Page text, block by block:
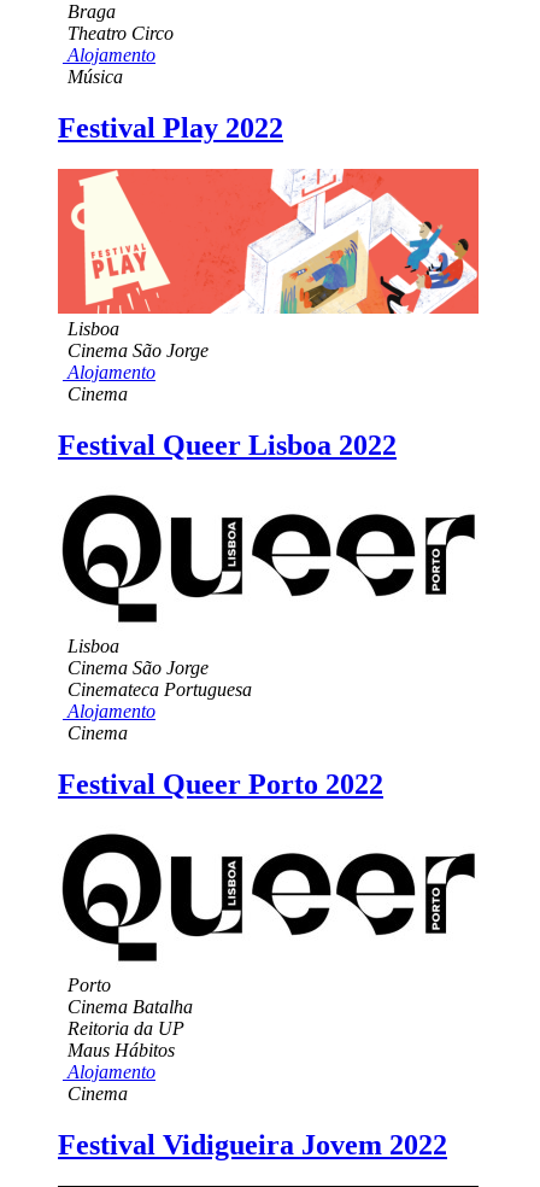
Braga
Theatro Circo
Alojamento
Música
Festival Play 2022
Lisboa
Cinema São Jorge
Alojamento
Cinema
Festival Queer Lisboa 2022
Lisboa
Cinema São Jorge
Cinemateca Portuguesa
Alojamento
Cinema
Festival Queer Porto 2022
Porto
Cinema Batalha
Reitoria da UP
Maus Hábitos
Alojamento
Cinema
Festival Vidigueira Jovem 2022